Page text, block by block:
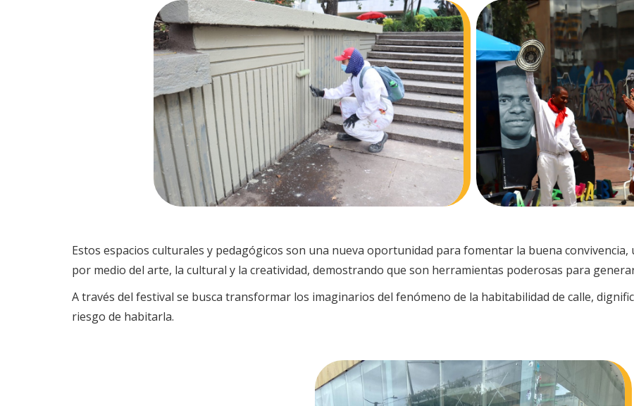
Estos espacios culturales y pedagógicos son una nueva oportunidad para fomentar la buena
por medio del arte, la cultural y la creatividad, demostrando que son herramientas poderosas para
A través del festival se busca transformar los imaginarios del fenómeno de la habitabilidad de calle,
riesgo de habitarla.